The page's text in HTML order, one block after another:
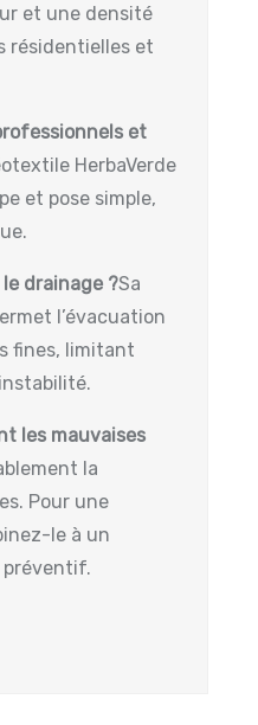
et une densité
résidentielles et
et
HerbaVerde
et pose simple,
drainage ?Sa
l’évacuation
fines, limitant
les mauvaises
la
Pour une
le à un